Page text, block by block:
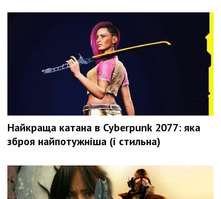
Найкраща катана в Cyberpunk 2077: яка
зброя найпотужніша (і стильна)